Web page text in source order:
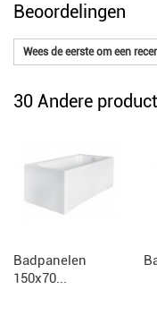
Beoordelingen
Wees de eerste om een
30 Andere
Badpanelen
150x70...